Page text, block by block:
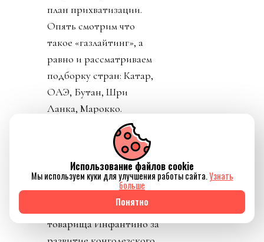
план прихватизации.
Опять смотрим что
такое «газлайтинг», а
равно и рассматриваем
подборку стран: Катар,
ОАЭ, Бутан, Шри
Ланка, Марокко.
Федерация футбола
Конго пришла тоже
уточнить, где за
поддержку Инфантино
им выдадут их взятку и
поблагодарить лично
товарища Инфантино за
Использование файлов cookie
Мы используем куки для улучшения работы сайта.Узнать
больше
Понятно